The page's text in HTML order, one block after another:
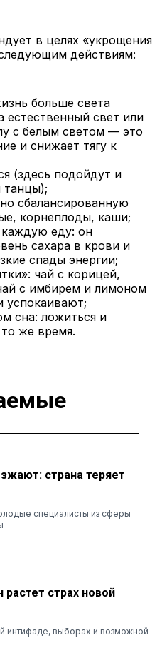
в целях «укрощения
действиям:
больше света
естественный свет или
с белым светом — это
и снижает тягу к
(здесь подойдут и
танцы);
сбалансированную
корнеплоды, каши;
каждую еду: он
сахара в крови и
спады энергии;
чай с корицей,
с имбирем и лимоном
успокаивают;
сна: ложиться и
же время.
страна теряет
специалисты из сферы
растет страх новой
интифаде, выборах и возможной